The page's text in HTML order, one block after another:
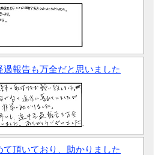
報告も万全だと思いました
て頂いており、助かりました